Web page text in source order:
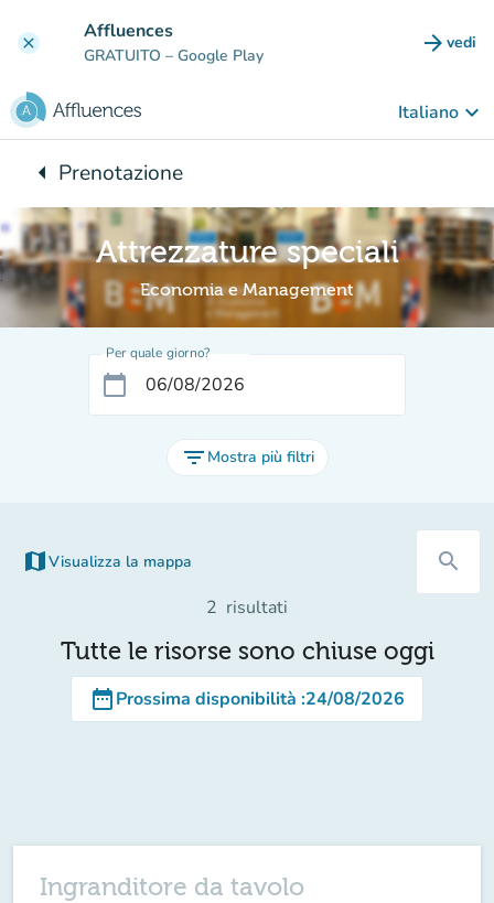
clear Affluences
GRATUITO – Google Play arrow_forward vedi
Italiano keyboard_arrow_down
arrow_leftTorna a:
Prenotazione
Attrezzature speciali
Economia e Management
Per quale giorno?
calendar_today
filter_list Mostra più filtri
map Visualizza la mappa
(nuova scheda) search
2 risultati
Tutte le risorse sono chiuse oggi
date_rangeProssima disponibilità :24/08/2026
Ingranditore da tavolo